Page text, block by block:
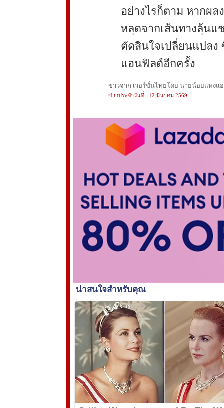
อย่างไรก็ตาม หากผ
หลุดจากเส้นทางลุ้นแ
ตัดสินใจเปลี่ยนแปลง
แอนฟิลด์อีกครั้ง
ข่าวจาก เวอร์ชั่นไทยโดย นายน้อยแห่งแ
ข่าวประจำวันที่ : 12 มีนาคม 2569